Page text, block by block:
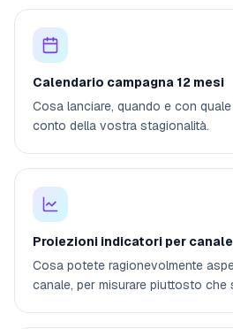
Calendario campagna 12 mesi
Cosa lanciare, quando e con
conto della vostra stagionalità.
Proiezioni indicatori per canale
Cosa potete ragionevolmente
canale, per misurare piuttosto che